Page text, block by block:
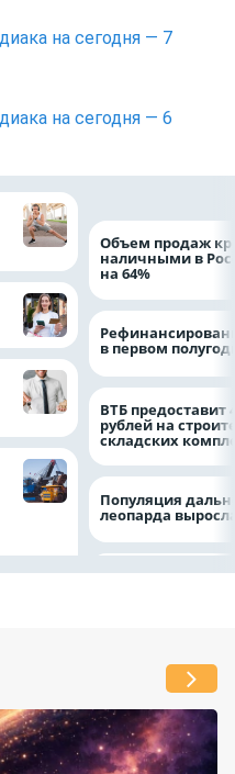
на сегодня — 7
на сегодня — 6
Объем продаж
наличными в
на 64%
в первом
ВТБ предоставит
рублей на
складских
Популяция
леопарда